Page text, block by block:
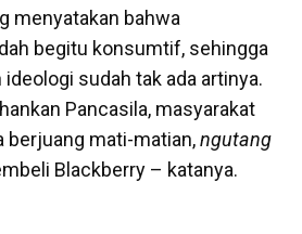
menyatakan bahwa
begitu konsumtif, sehingga
sudah tak ada artinya.
Pancasila, masyarakat
berjuang mati-matian,ngutang
Blackberry – katanya.